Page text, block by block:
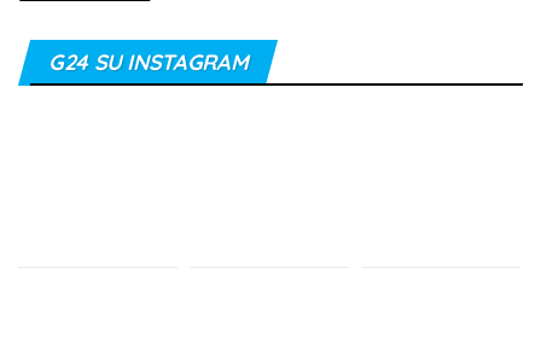
G24 SU INSTAGRAM